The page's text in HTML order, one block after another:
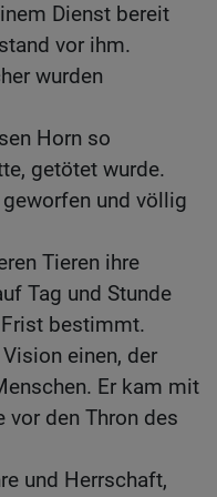
Dienst bereit
vor ihm.
wurden
Horn so
getötet wurde.
und völlig
Tieren ihre
Tag und Stunde
bestimmt.
einen, der
Er kam mit
vor den Thron des
und Herrschaft,